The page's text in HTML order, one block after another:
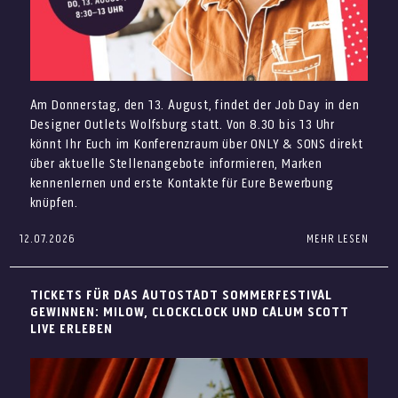
Vorband Dani_S
Christian Meringolo live ab 14 Uhr
Aperol Truck
Italienisches Eis von Giovanni L.
Final Sale: Ausgewählte Highlights
entdecken
12.07.2026
Am Donnerstag, den 13. August, findet der Job Day in den
Designer Outlets Wolfsburg statt. Von 8.30 bis 13 Uhr
könnt Ihr Euch im Konferenzraum über ONLY & SONS direkt
über aktuelle Stellenangebote informieren, Marken
kennenlernen und erste Kontakte für Eure Bewerbung
knüpfen.
Du suchst einen neuen Job im Verkauf, im Store
verschiedene Arbeitgeber persönlich kennenlernen und
Dich direkt über offene Stellen informieren.
8:30 bis 13 Uhr
Konferenzraum über ONLY & SONS
MEHR LESEN
TICKETS FÜR DAS AUTOSTADT SOMMERFESTIVAL
GEWINNEN: MILOW, CLOCKCLOCK UND CALUM SCOTT
LIVE ERLEBEN